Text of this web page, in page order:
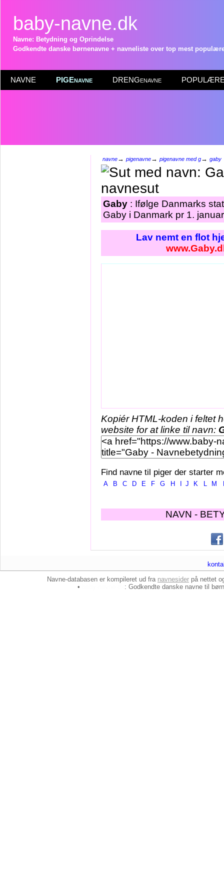
baby-navne.dk
Navne: Betydning og Oprindelse
Godkendte danske børnenavne + navneliste over top mest
NAVNE PIGEnavne DRENGenavne POPULÆRE
navne→ pigenavne→ pigenavne med g→ gaby
Gaby : Ifølge Danmarks
Gaby i Danmark pr 1.
Lav nemt en flot
Kopiér HTML-koden i feltet
website for at linke til navn:
Find navne til piger der starter
A B C D E F G H J K L M
NAVN -
Navne-databasen er kompileret ud fra navnesider på nettet
•
: Godkendte danske navne til børn